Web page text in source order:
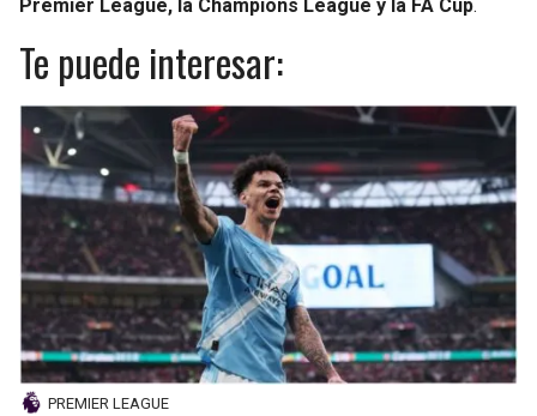
Premier League, la Champions League y la FA Cup.
Te puede interesar:
PREMIER LEAGUE